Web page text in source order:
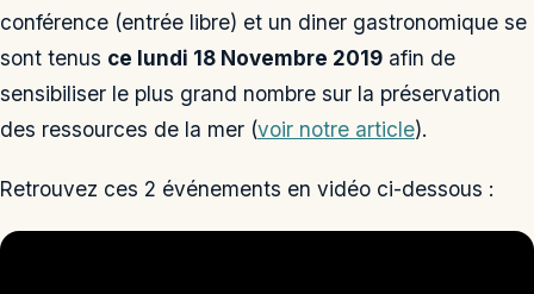
conférence (entrée libre) et un diner gastronomique se
sont tenus ce lundi 18 Novembre 2019 afin de
sensibiliser le plus grand nombre sur la préservation
des ressources de la mer (voir notre article).
Retrouvez ces 2 événements en vidéo ci-dessous :